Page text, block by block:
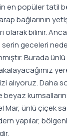
en popüler tatil
bağlarının
olarak bilinir.
serin geceleri
Burada
alıyoruz. Daha
beyaz
Mar, ünlü çiçek
yapılar,